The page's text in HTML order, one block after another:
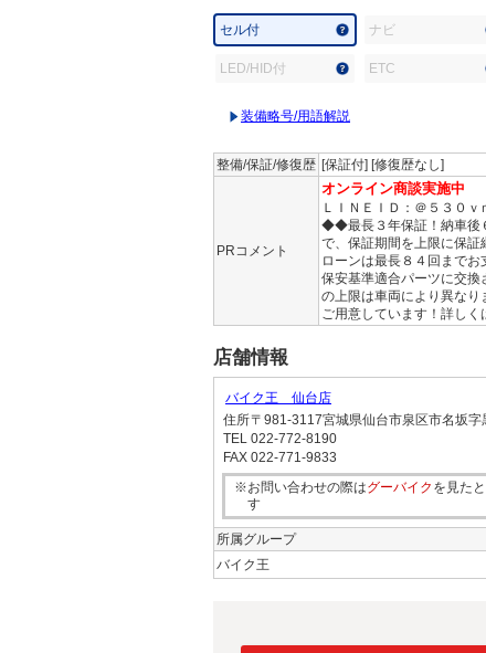
セル付 ナビ
LED/HID付 ETC
装備略号/用語解説
整備/保証/修復歴 [保証付] [修復歴なし]
PRコメント
オンライン商談実施中
ＬＩＮＥＩＤ：＠５３０
◆◆最長３年保証！納車後
で、保証期間を上限に保
ローンは最長８４回まで
保安基準適合パーツに交
の上限は車両により異な
ご用意しています！詳しく
店舗情報
バイク王 仙台店
住所〒981-3117宮城県仙台市泉区市名坂字
TEL 022-772-8190
FAX 022-771-9833
※お問い合わせの際はグーバイク を見た
す
所属グループ
バイク王